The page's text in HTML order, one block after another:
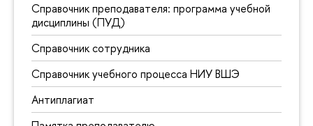
Справочник преподавателя: программа учебной
дисциплины (ПУД)
Справочник сотрудника
Справочник учебного процесса НИУ ВШЭ
Антиплагиат